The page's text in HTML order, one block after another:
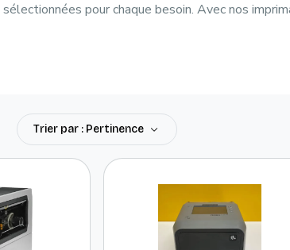
sélectionnées pour chaque besoin. Avec nos
Trier par : Pertinence